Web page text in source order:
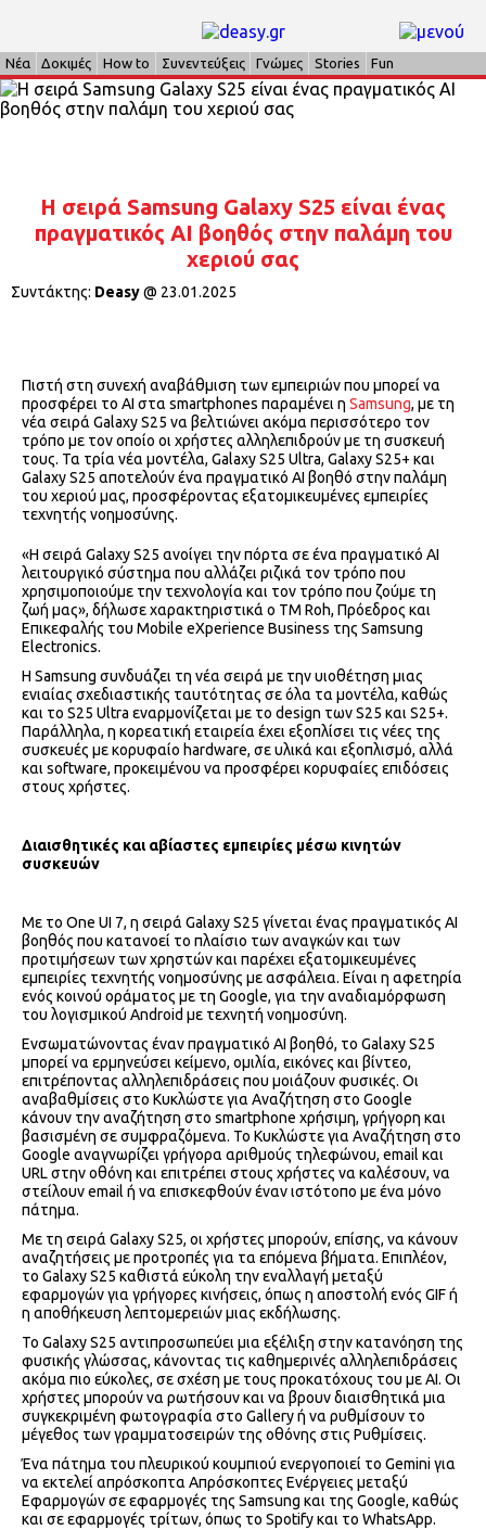
Νέα Δοκιμές How to Συνεντεύξεις Γνώμες Stories Fun
Η σειρά Samsung Galaxy S25 είναι ένας
πραγματικός ΑΙ βοηθός στην παλάμη του
χεριού σας
Συντάκτης: Deasy@ 23.01.2025
Πιστή στη συνεχή αναβάθμιση των εμπειριών που μπορεί να
προσφέρει το ΑΙ στα smartphones παραμένει η Samsung, με τη
νέα σειρά Galaxy S25 να βελτιώνει ακόμα περισσότερο τον
τρόπο με τον οποίο οι χρήστες αλληλεπιδρούν με τη συσκευή
τους. Τα τρία νέα μοντέλα, Galaxy S25 Ultra, Galaxy S25+ και
Galaxy S25 αποτελούν ένα πραγματικό ΑΙ βοηθό στην παλάμη
του χεριού μας, προσφέροντας εξατομικευμένες εμπειρίες
τεχνητής νοημοσύνης.
«Η σειρά Galaxy S25 ανοίγει την πόρτα σε ένα πραγματικό AI
λειτουργικό σύστημα που αλλάζει ριζικά τον τρόπο που
χρησιμοποιούμε την τεχνολογία και τον τρόπο που ζούμε τη
ζωή μας», δήλωσε χαρακτηριστικά ο TM Roh, Πρόεδρος και
Επικεφαλής του Mobile eXperience Business της Samsung
Electronics.
Η Samsung συνδυάζει τη νέα σειρά με την υιοθέτηση μιας
ενιαίας σχεδιαστικής ταυτότητας σε όλα τα μοντέλα, καθώς
και το S25 Ultra εναρμονίζεται με το design των S25 και S25+.
Παράλληλα, η κορεατική εταιρεία έχει εξοπλίσει τις νέες της
συσκευές με κορυφαίο hardware, σε υλικά και εξοπλισμό, αλλά
και software, προκειμένου να προσφέρει κορυφαίες επιδόσεις
στους χρήστες.
Διαισθητικές και αβίαστες εμπειρίες μέσω κινητών
συσκευών
Με το One UI 7, η σειρά Galaxy S25 γίνεται ένας πραγματικός ΑΙ
βοηθός που κατανοεί το πλαίσιο των αναγκών και των
προτιμήσεων των χρηστών και παρέχει εξατομικευμένες
εμπειρίες τεχνητής νοημοσύνης με ασφάλεια. Είναι η αφετηρία
ενός κοινού οράματος με τη Google, για την αναδιαμόρφωση
του λογισμικού Android με τεχνητή νοημοσύνη.
Ενσωματώνοντας έναν πραγματικό AI βοηθό, το Galaxy S25
μπορεί να ερμηνεύσει κείμενο, ομιλία, εικόνες και βίντεο,
επιτρέποντας αλληλεπιδράσεις που μοιάζουν φυσικές. Οι
αναβαθμίσεις στο Κυκλώστε για Αναζήτηση στο Google
κάνουν την αναζήτηση στο smartphone χρήσιμη, γρήγορη και
βασισμένη σε συμφραζόμενα. Το Κυκλώστε για Αναζήτηση στο
Google αναγνωρίζει γρήγορα αριθμούς τηλεφώνου, email και
URL στην οθόνη και επιτρέπει στους χρήστες να καλέσουν, να
στείλουν email ή να επισκεφθούν έναν ιστότοπο με ένα μόνο
πάτημα.
Με τη σειρά Galaxy S25, οι χρήστες μπορούν, επίσης, να κάνουν
αναζητήσεις με προτροπές για τα επόμενα βήματα. Επιπλέον,
το Galaxy S25 καθιστά εύκολη την εναλλαγή μεταξύ
εφαρμογών για γρήγορες κινήσεις, όπως η αποστολή ενός GIF ή
η αποθήκευση λεπτομερειών μιας εκδήλωσης.
Το Galaxy S25 αντιπροσωπεύει μια εξέλιξη στην κατανόηση της
φυσικής γλώσσας, κάνοντας τις καθημερινές αλληλεπιδράσεις
ακόμα πιο εύκολες, σε σχέση με τους προκατόχους του με AI. Οι
χρήστες μπορούν να ρωτήσουν και να βρουν διαισθητικά μια
συγκεκριμένη φωτογραφία στο Gallery ή να ρυθμίσουν το
μέγεθος των γραμματοσειρών της οθόνης στις Ρυθμίσεις.
Ένα πάτημα του πλευρικού κουμπιού ενεργοποιεί το Gemini για
να εκτελεί απρόσκοπτα Απρόσκοπτες Ενέργειες μεταξύ
Εφαρμογών σε εφαρμογές της Samsung και της Google, καθώς
και σε εφαρμογές τρίτων, όπως το Spotify και το WhatsApp.